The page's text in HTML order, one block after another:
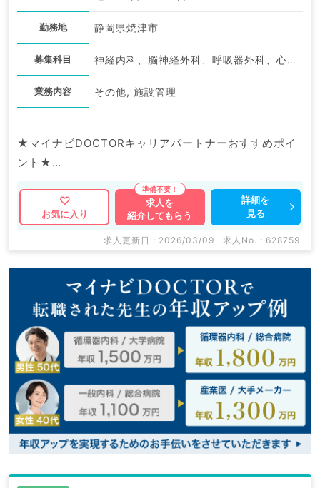
勤務地 静岡県焼津市
募集科目 神経内科、脳神経外科、呼吸器外科、心臓血管外科、一般内科、循環器内科、呼吸器内科、消化器内科、内分泌・代謝内科、腎臓内科、老年内科、外科系全般、一般外科、消化器外科、科目不問
業務内容 その他, 施設管理
★マイナビDOCTORキャリアパートナーおすすめポイ
ント★
当直＆オンコール、お看取りなしのゆったりめのご勤務
老健施設の施設長の募集です。
関求人はもちろんのこと、
掲載情報以外にも産業医等の企業系求人も多数扱ってい
ます。
求人内容の詳細等はお気軽にお問合せ下さい。
お気に入り
求人を
紹介してもらう
詳細を
見る
求人更新日 : 2026/03/09 求人No. : 628759